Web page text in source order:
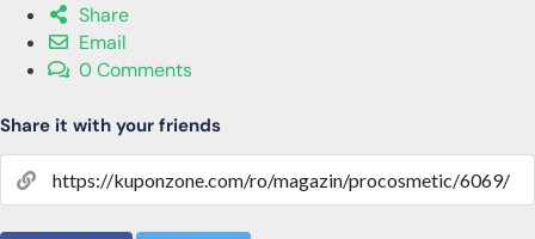
Share
Email
0 Comments
Share it with your friends